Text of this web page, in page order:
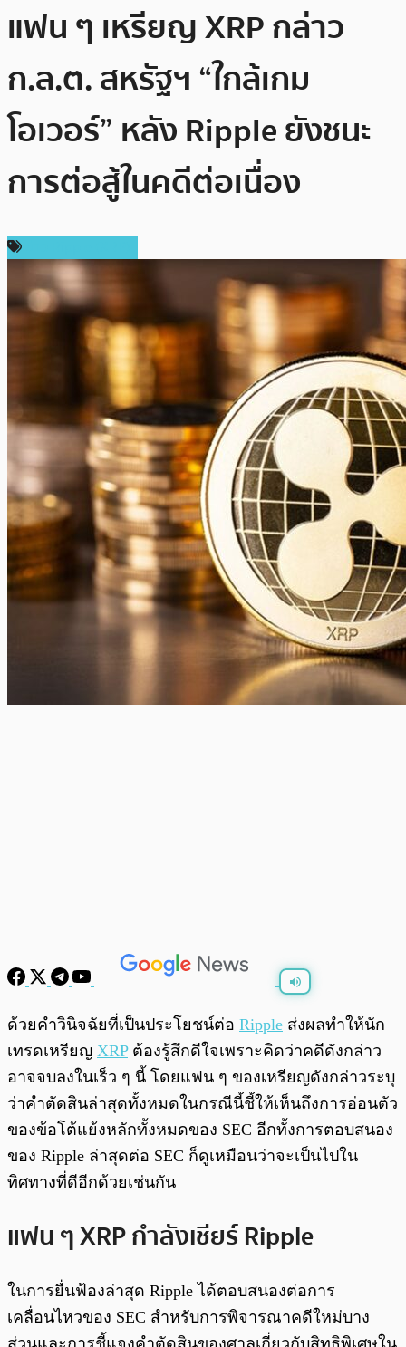
แฟน ๆ เหรียญ XRP กล่าว
ก.ล.ต. สหรัฐฯ “ใกล้เกม
โอเวอร์” หลัง Ripple ยังชนะ
การต่อสู้ในคดีต่อเนื่อง
พร้อมเล่น / 0:00
ด้วยคำวินิจฉัยที่เป็นประโยชน์ต่อ Ripple ส่งผลทำให้นัก
เทรดเหรียญ XRPต้องรู้สึกดีใจเพราะคิดว่าคดีดังกล่าว
อาจจบลงในเร็ว ๆ นี้ โดยแฟน ๆ ของเหรียญดังกล่าวระบุ
ว่าคำตัดสินล่าสุดทั้งหมดในกรณีนี้ชี้ให้เห็นถึงการอ่อนตัว
ของข้อโต้แย้งหลักทั้งหมดของ SEC อีกทั้งการตอบสนอง
ของ Ripple ล่าสุดต่อ SEC ก็ดูเหมือนว่าจะเป็นไปใน
ทิศทางที่ดีอีกด้วยเช่นกัน
แฟน ๆ XRP กำลังเชียร์ Ripple
ในการยื่นฟ้องล่าสุด Ripple ได้ตอบสนองต่อการ
เคลื่อนไหวของ SEC สำหรับการพิจารณาคดีใหม่บาง
ส่วนและการชี้แจงคำตัดสินของศาลเกี่ยวกับสิทธิพิเศษใน